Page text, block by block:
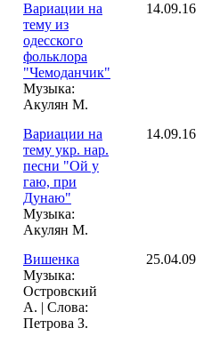
Вариации на
тему из
одесского
фольклора
"Чемоданчик"
Музыка:
Акулян М.
14.09.16
Вариации на
тему укр. нар.
песни "Ой у
гаю, при
Дунаю"
Музыка:
Акулян М.
14.09.16
Вишенка
Музыка:
Островский
А. | Слова:
Петрова З.
25.04.09